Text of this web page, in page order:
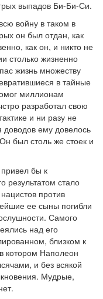
выпадов Би-Би-Си.
войну в таком в
он был отдан, как
как он, и никто не
столько жизненно
жизнь множеству
в тайные
миллионам
разработал свою
и ни разу не
ему довелось
был столь же стоек и
бы к
результатом стало
против
ее сыны погибли
Самого
над его
близком к
котором Наполеон
и без всякой
Мудрые,